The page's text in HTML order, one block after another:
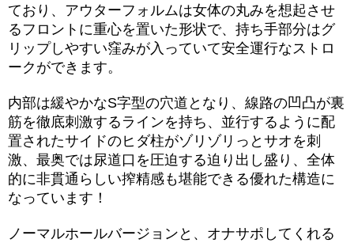
ており、アウターフォルムは女体の丸みを想起させ
るフロントに重心を置いた形状で、持ち手部分はグ
リップしやすい窪みが入っていて安全運行なストロ
ークができます。
内部は緩やかなS字型の穴道となり、線路の凹凸が裏
筋を徹底刺激するラインを持ち、並行するように配
置されたサイドのヒダ柱がゾリゾリっとサオを刺
激、最奥では尿道口を圧迫する迫り出し盛り、全体
的に非貫通らしい搾精感も堪能できる優れた構造に
なっています！
ノーマルホールバージョンと、オナサポしてくれる